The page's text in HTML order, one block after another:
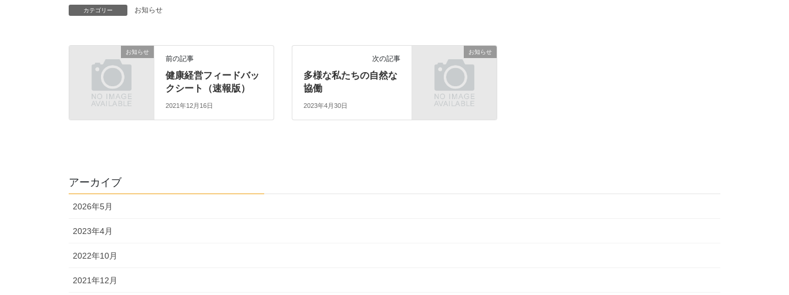
カテゴリー お知らせ
お知らせ
前の記事
健康経営フィードバッ
クシート（速報版）
2021年12月16日
お知らせ
次の記事
多様な私たちの自然な
協働
2023年4月30日
アーカイブ
2026年5月
2023年4月
2022年10月
2021年12月